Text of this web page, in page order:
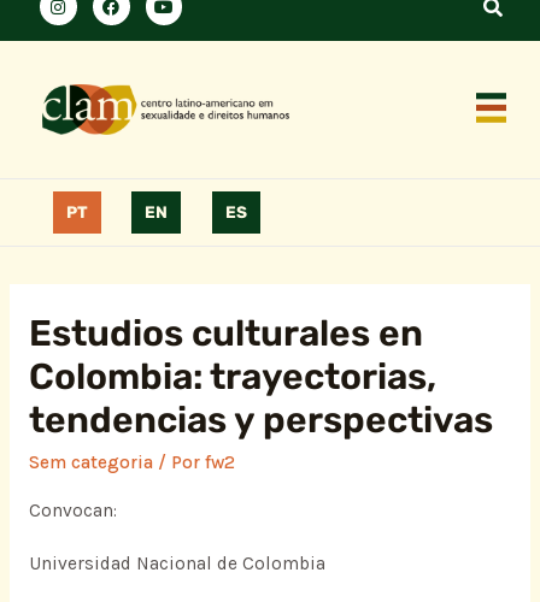
PT EN ES
Estudios culturales en
Colombia: trayectorias,
tendencias y perspectivas
Sem categoria/ Por fw2
Convocan:
Universidad Nacional de Colombia